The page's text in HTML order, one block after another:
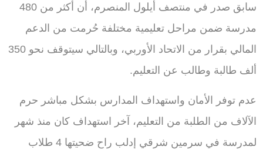
سابق صدر في منتصف أيلول المنصرم، أن أكثر من 480
مدرسة ضمن مراحل تعليمية مختلفة حُرمت من الدعم
المالي بقرار من الاتحاد الأوربي، وبالتالي سيتوقف نحو 350
ألف طالبة وطالب عن التعليم.
عدم توفر الأمان واستهداف المدارس بشكل مباشر حرم
الآلاف من الطلبة من التعليم، آخر استهداف كان منذ شهر
لمدرسة في سرمين شرقي إدلب راح ضحيتها 4 طلاب